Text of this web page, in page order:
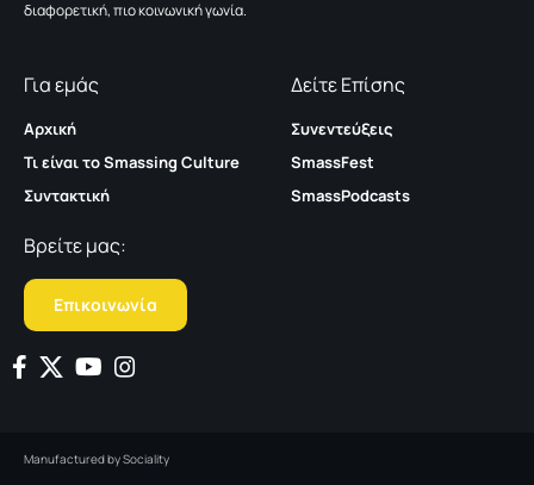
διαφορετική, πιο κοινωνική γωνία.
Για εμάς
Αρχική
Τι είναι το Smassing Culture
Συντακτική
Δείτε Επίσης
Συνεντεύξεις
SmassFest
SmassPodcasts
Βρείτε μας:
Επικοινωνία
Manufactured bySociality